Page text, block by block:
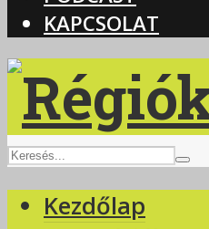
KAPCSOLAT
Kezdőlap